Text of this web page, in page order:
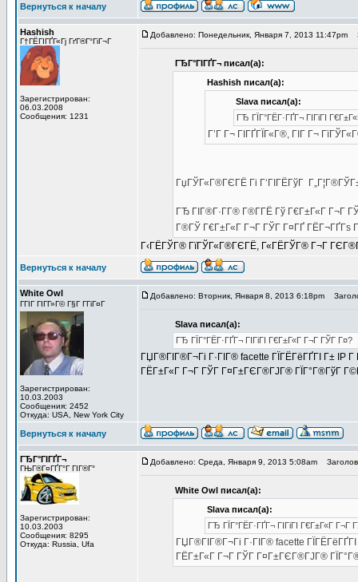
Вернуться к началу
Hashish
Г†ГЁГІГҐГ«Гј ГґГ®Г°ГіГ¬Г
Зарегистрирован:
06.03.2008
Сообщения: 1231
Добавлено: Понедельник, Января 7, 2013 11:47pm
ГЂГ°ГІГҐГ¬ писал(а):
Hashish писал(а):
Slava писал(а):
ГЂ ГЇГ°ГЁГ·ГҐГ¬ ГІГіГІ
Г’Г Г¬ ГІГҐГЇГ«Г®, ГІГ Г¬
ГџГЎГ«Г®ГЄГЁ Гі Г‘ГІГЁГўГ
ГЂ ГІГ®Г·Г­Г® Г®Г­ГЁ Гў Г€Г±Г«Г Г¬Г
Г®ГЎ Г€Г±Г«Г Г¬Г ГЎГ Г¤ГҐ ГЁГ¬ГҐГѕ
Г‹ГЁГЎГ® ГїГЎГ«Г®ГЄГЁ, Г«ГЁГЎГ® Г¬Г
Вернуться к началу
White Owl
ГГІГ ГІГ­Г»Г© Г§Г Г­ГіГ¤Г
Зарегистрирован:
10.03.2003
Сообщения: 2452
Откуда: USA, New York City
Добавлено: Вторник, Января 8, 2013 6:18pm
Slava писал(а):
ГЂ ГЇГ°ГЁГ·ГҐГ¬ ГІГіГІ Г€Г±Г«Г Г¬Г ГЎГ Г¤?
ГЏГ®ГІГ®Г¬Гі Г·ГІГ® facette ГЇГЁГёГҐГІ Г± IP
ГЁГ±Г«Г Г¬Г ГЎГ Г¤Г±ГЄГ®ГЈГ® ГЇГ°Г®ГўГ
Вернуться к началу
ГЂГ°ГІГҐГ¬
ГЊГ®Г¤ГҐГ°Г ГІГ®Г°
Зарегистрирован:
10.03.2003
Сообщения: 8295
Откуда: Russia, Ufa
Добавлено: Среда, Января 9, 2013 5:08am
White Owl писал(а):
Slava писал(а):
ГЂ ГЇГ°ГЁГ·ГҐГ¬ ГІГіГІ Г€Г±Г«Г Г¬Г
ГЏГ®ГІГ®Г¬Гі Г·ГІГ® facette
ГЁГ±Г«Г Г¬Г ГЎГ Г¤Г±ГЄГ®ГЈГ®